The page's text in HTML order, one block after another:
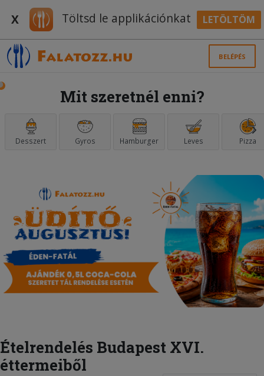
X Töltsd le applikációnkat LETÖLTÖM
BELÉPÉS
Mit szeretnél enni?
Desszert Gyros Hamburger Leves Pizza
Ételrendelés Budapest XVI.
éttermeiből